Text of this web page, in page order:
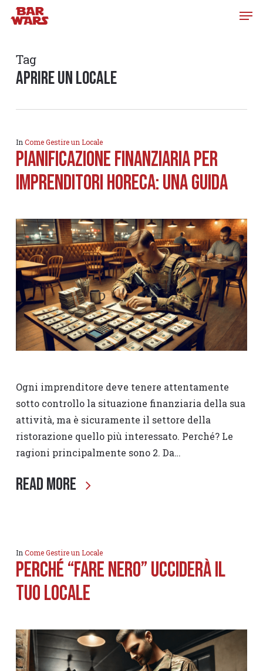
Skip
content
Tag
aprire un locale
In Come Gestire un Locale
Pianificazione finanziaria per
imprenditori Horeca: una guida
Ogni imprenditore deve tenere attentamente
sotto controllo la situazione finanziaria della sua
attività, ma è sicuramente il settore della
ristorazione quello più interessato. Perché? Le
ragioni principalmente sono 2. Da…
Read More
InCome Gestire un Locale
Perché “fare nero” ucciderà il
tuo locale